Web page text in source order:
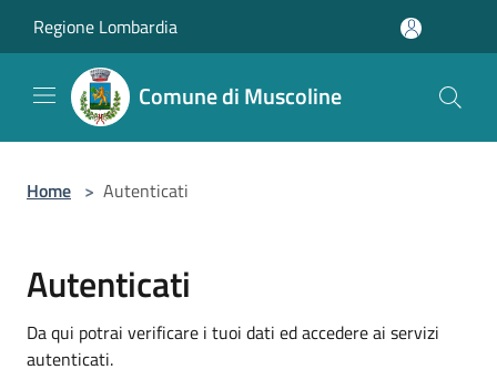
Regione Lombardia
Comune di Muscoline
Home > Autenticati
Autenticati
Da qui potrai verificare i tuoi dati ed accedere ai servizi
autenticati.